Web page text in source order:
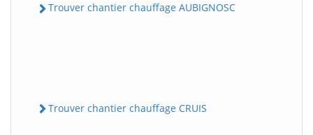
Trouver chantier chauffage AUBIGNOSC
Trouver chantier chauffage CRUIS